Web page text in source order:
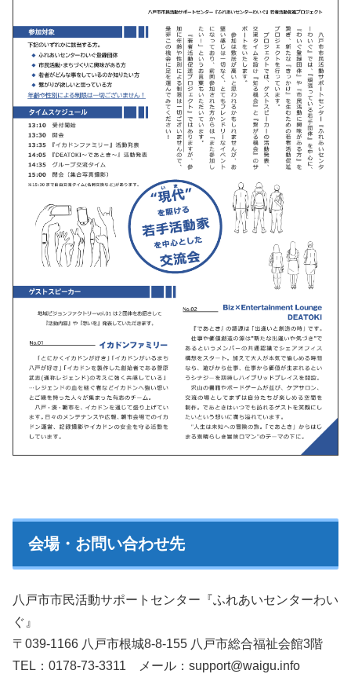
会場・お問い合わせ先
八戸市市民活動サポートセンター『ふれあいセンターわい
ぐ』
〒039-1166 八戸市根城8-8-155 八戸市総合福祉会館3階
TEL：0178-73-3311 メール：support@waigu.info